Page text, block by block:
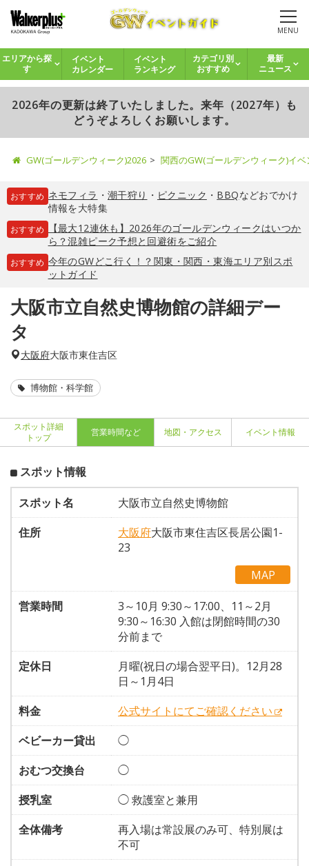
MENU
エリアから探
す
イベント
カレンダー
イベント
ランキング
カテゴリ別
おすすめ
最新
ニュース
2026年の更新は終了いたしました。来年（2027年）も
どうぞよろしくお願いします。
GW(ゴールデンウィーク)2026 関西のGW(ゴールデンウィーク)イ
おすすめ ネモフィラ ・ 潮干狩り ・ ピクニック ・ BBQなどおでかけ
情報を大特集
おすすめ
【最大12連休も】2026年のゴールデンウィークはいつか
ら？混雑ピーク予想と回避術をご紹介
おすすめ 今年のGWどこ行く！？関東・関西・東海エリア別スポ
ットガイド
大阪市立自然史博物館の詳細デー
タ
大阪府大阪市東住吉区
博物館・科学館
スポット詳細
トップ
営業時間など 地図・アクセス イベント情報
スポット情報
スポット名
大阪市立自然史博物館
住所
大阪府大阪市東住吉区長居公園1-
23
MAP
営業時間
3～10月 9:30～17:00、11～2月
9:30～16:30 入館は閉館時間の30
分前まで
定休日
月曜(祝日の場合翌平日)。12月28
日～1月4日
料金
公式サイトにてご確認ください
ベビーカー貸出
◯
おむつ交換台
◯
授乳室
◯ 救護室と兼用
全体備考
再入場は常設展のみ可、特別展は
不可